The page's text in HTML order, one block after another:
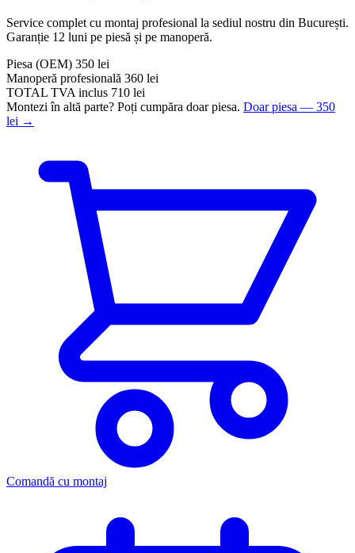
Service complet cu montaj profesional la sediul nostru din București.
Garanție 12 luni pe piesă și pe manoperă.
Piesa (OEM) 350 lei
Manoperă profesională 360 lei
TOTAL TVA inclus 710 lei
Montezi în altă parte? Poți cumpăra doar piesa. Doar piesa — 350
lei →
Comandă cu montaj